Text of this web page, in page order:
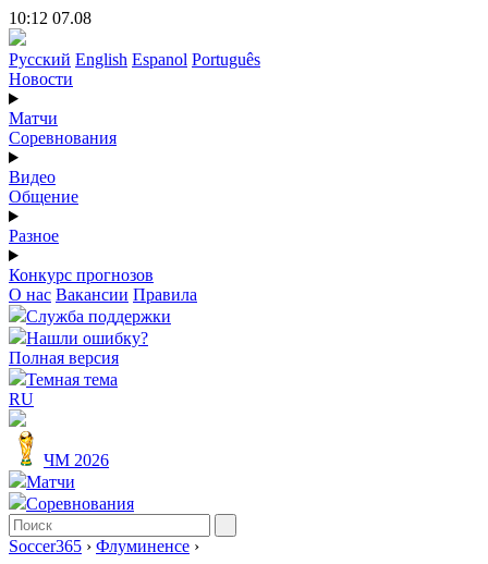
10:12 07.08
Русский English Espanol Português
Новости
Матчи
Соревнования
Видео
Общение
Разное
Конкурс прогнозов
О нас Вакансии Правила
Служба поддержки
Нашли ошибку?
Полная версия
Темная тема
RU
ЧМ 2026
Матчи
Соревнования
Soccer365 › Флуминенсе ›